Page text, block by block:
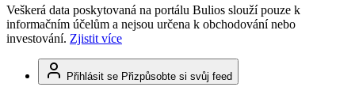
Veškerá data poskytovaná na portálu Bulios slouží pouze k
informačním účelům a nejsou určena k obchodování nebo
investování. Zjistit více
Přihlásit se Přizpůsobte si svůj feed